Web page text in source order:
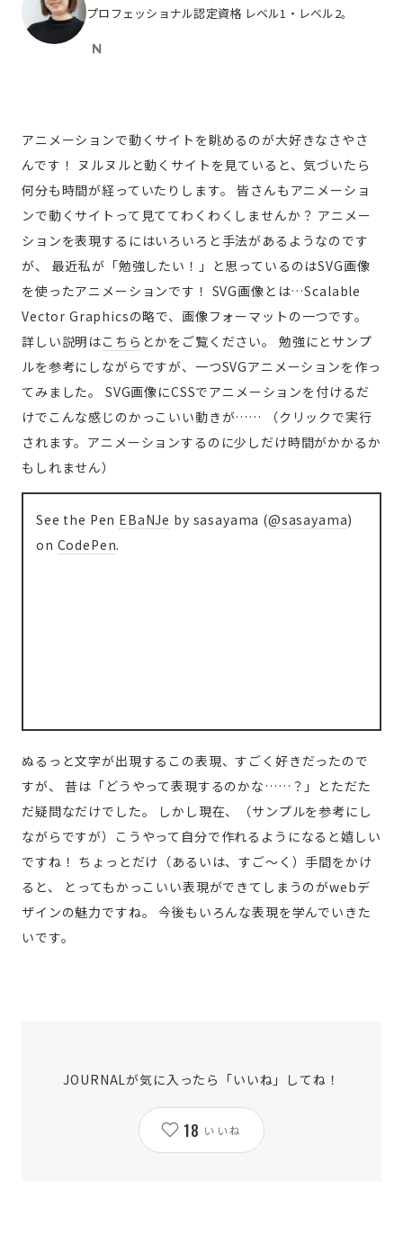
プロフェッショナル認定資格 レベル1・レベル2。
アニメーションで動くサイトを眺めるのが大好きなさやさ
んです！ ヌルヌルと動くサイトを見ていると、気づいたら
何分も時間が経っていたりします。
皆さんもアニメーショ
ンで動くサイトって見ててわくわくしませんか？ アニメー
ションを表現するにはいろいろと手法があるようなのです
が、
最近私が「勉強したい！」と思っているのはSVG画像
を使ったアニメーションです！ SVG画像とは…Scalable
Vector Graphicsの略で、画像フォーマットの一つです。
詳しい説明はこちら とかをご覧ください。
勉強にとサンプ
ルを参考にしながらですが、一つSVGアニメーションを作っ
てみました。
SVG画像にCSSでアニメーションを付けるだ
けでこんな感じのかっこいい動きが……
（クリックで実行
されます。アニメーションするのに少しだけ時間がかかるか
もしれません）
See the Pen EBaNJe by sasayama (@sasayama)
on CodePen.
ぬるっと文字が出現するこの表現、すごく好きだったので
すが、
昔は「どうやって表現するのかな……？」とただた
だ疑問なだけでした。
しかし現在、（サンプルを参考にし
ながらですが）こうやって自分で作れるようになると嬉しい
ですね！ ちょっとだけ（あるいは、すご～く）手間をかけ
ると、
とってもかっこいい表現ができてしまうのがwebデ
ザインの魅力ですね。
今後もいろんな表現を学んでいきた
いです。
JOURNALが気に入ったら「いいね」してね！
18 いいね